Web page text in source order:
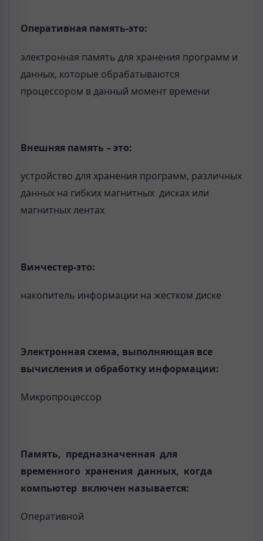
Оперативная память-это:
электронная память для хранения программ и
данных, которые обрабатываются
процессором в данный момент времени
Внешняя память – это:
устройство для хранения программ, различных
данных на гибких магнитных дисках или
магнитных лентах
Винчестер-это:
накопитель информации на жестком диске
Электронная схема, выполняющая все
вычисления и обработку информации:
Микропроцессор
Память, предназначенная для
временного хранения данных, когда
компьютер включен называется:
Оперативной